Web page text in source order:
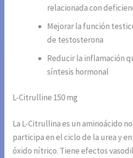
relacionada con
Mejorar la función
de testosterona
Reducir la inflamación
síntesis hormonal
L-Citrulline 150 mg
La L-Citrullina es un aminoácido
participa en el ciclo de la urea y
óxido nítrico. Tiene efectos